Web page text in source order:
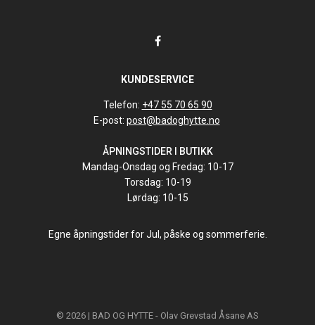
KUNDESERVICE
Telefon: +47 55 70 65 90
E-post: post@badoghytte.no
ÅPNINGSTIDER I BUTIKK
Mandag-Onsdag og Fredag: 10-17
Torsdag: 10-19
Lørdag: 10-15
Egne åpningstider for Jul, påske og sommerferie.
© 2026 | BAD OG HYTTE - Olav Grevstad Åsane AS